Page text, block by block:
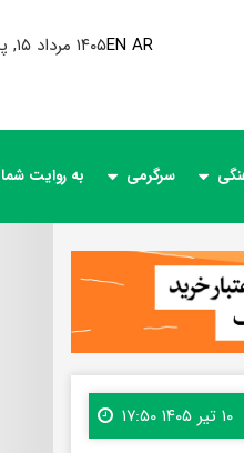
۱۴۰۵ مرداد ۱۵, پنجشنبهEN AR
سرگرمی به روایت شما
۱۰ تیر ۱۴۰۵ ۱۷:۵۰